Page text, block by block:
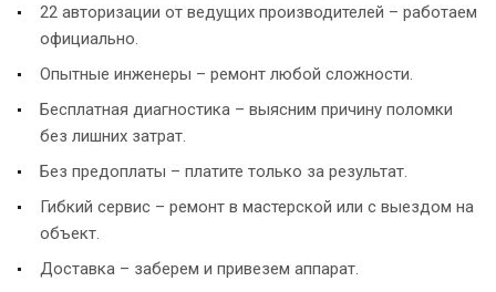
22 авторизации от ведущих производителей – работаем
официально.
Опытные инженеры – ремонт любой сложности.
Бесплатная диагностика – выясним причину поломки
без лишних затрат.
Без предоплаты – платите только за результат.
Гибкий сервис – ремонт в мастерской или с выездом на
объект.
Доставка – заберем и привезем аппарат.